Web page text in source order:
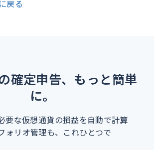
戻る
確定申告、もっと簡単
に。
要な仮想通貨の損益を自動で計算
ォリオ管理も、これひとつで